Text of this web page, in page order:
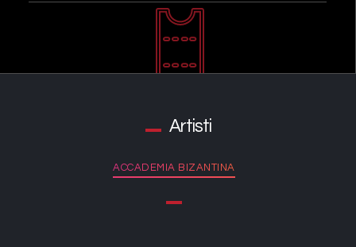
Artisti
ACCADEMIA BIZANTINA